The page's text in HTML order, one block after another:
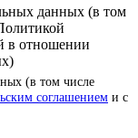
данных (в том
в отношении
(в том числе
соглашением и с